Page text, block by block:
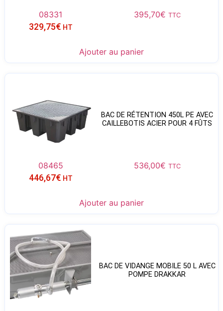
08331 395,70€ TTC
329,75€ HT
Ajouter au panier
BAC DE RÉTENTION 450L PE AVEC
CAILLEBOTIS ACIER POUR 4 FÛTS
08465 536,00€ TTC
446,67€ HT
Ajouter au panier
BAC DE VIDANGE MOBILE 50 L AVEC
POMPE DRAKKAR